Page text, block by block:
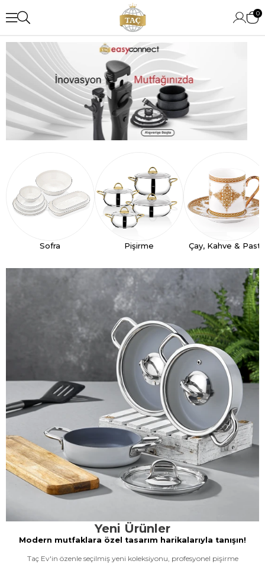
0
Sofra Pişirme Çay, Kahve &
Yeni Ürünler
Modern mutfaklara özel tasarım harikalarıyla tanışın!
Taç Ev'in özenle seçilmiş yeni koleksiyonu, profesyonel pişirme